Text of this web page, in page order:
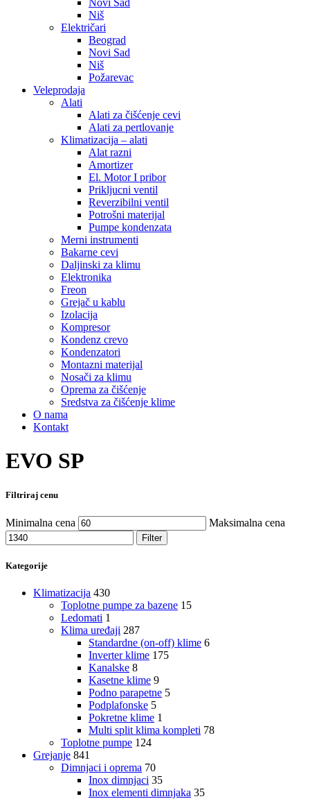
Novi Sad
Niš
Električari
Beograd
Novi Sad
Niš
Požarevac
Veleprodaja
Alati
Alati za čišćenje cevi
Alati za pertlovanje
Klimatizacija – alati
Alat razni
Amortizer
El. Motor I pribor
Prikljucni ventil
Reverzibilni ventil
Potrošni materijal
Pumpe kondenzata
Merni instrumenti
Bakarne cevi
Daljinski za klimu
Elektronika
Freon
Grejač u kablu
Izolacija
Kompresor
Kondenz crevo
Kondenzatori
Montazni materijal
Nosači za klimu
Oprema za čišćenje
Sredstva za čišćenje klime
O nama
Kontakt
EVO SP
Filtriraj cenu
Minimalna cena Maksimalna cena
Filter
Kategorije
Klimatizacija 430
Toplotne pumpe za bazene 15
Ledomati 1
Klima uređaji 287
Standardne (on-off) klime 6
Inverter klime 175
Kanalske 8
Kasetne klime 9
Podno parapetne 5
Podplafonske 5
Pokretne klime 1
Multi split klima kompleti 78
Toplotne pumpe 124
Grejanje 841
Dimnjaci i oprema 70
Inox dimnjaci 35
Inox elementi dimnjaka 35